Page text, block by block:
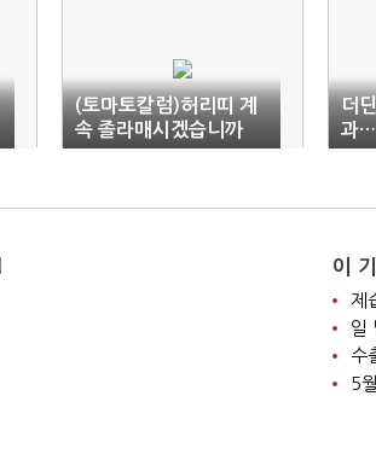
(토마토칼럼)허리띠 계
속 졸라매시겠습니까
더
과…
자
이
제
일
수
5